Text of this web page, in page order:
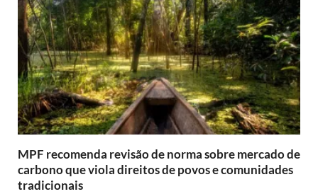
MPF recomenda revisão de norma sobre mercado de
carbono que viola direitos de povos e comunidades
tradicionais